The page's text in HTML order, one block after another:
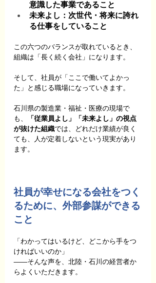
意識した事業であること
未来よし：次世代・将来に誇れ
る仕事をしていること
この六つのバランスが取れているとき、
組織は「長く続く会社」になります。
そして、社員が「ここで働いてよかっ
た」と感じる職場になっていきます。
石川県の製造業・福祉・医療の現場で
も、
「従業員よし」「未来よし」の視点
が抜けた組織では、どれだけ業績が良く
ても、人が定着しないという現実があり
ます。
社員が幸せになる会社をつく
るために、外部参謀ができる
こと
「わかってはいるけど、どこから手をつ
ければいいのか」
――そんな声を、北陸・石川の経営者か
らよくいただきます。